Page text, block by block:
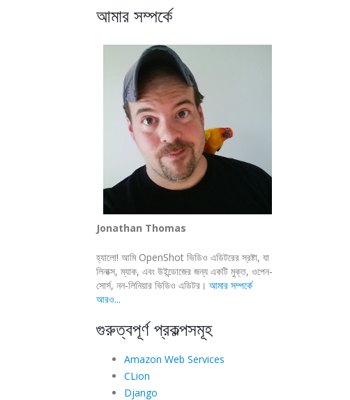
আমার সম্পর্কে
Jonathan Thomas
হ্যালো! আমি OpenShot ভিডিও এডিটরের স্রষ্টা, যা
লিনাক্স, ম্যাক, এবং উইন্ডোজের জন্য একটি মুক্ত, ওপেন-
সোর্স, নন-লিনিয়ার ভিডিও এডিটর। আমার সম্পর্কে
আরও...
গুরুত্বপূর্ণ প্রকল্পসমূহ
Amazon Web Services
CLion
Django